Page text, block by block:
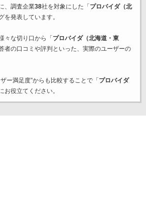
、調査企業38社を対象にした「 プロバイダ（北
を発表しています。
々な切り口から「 プロバイダ（北海道・東
者の口コミや評判といった、実際のユーザーの
ー満足度”からも比較することで「 プロバイダ
お役立てください。